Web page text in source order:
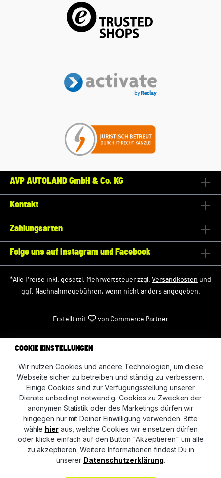
AVP AUTOLAND GmbH & Co. KG
Kontakt
Zahlungsarten
Folge uns auf Instagram und Facebook
*Alle Preise inkl. gesetzl. Mehrwertsteuer zzgl. Versandkosten und
ggf. Nachnahmegebühren, wenn nicht anders angegeben.
Erstellt mit von Commerce Partner
COOKIE EINSTELLUNGEN
Wir nutzen Cookies und andere Technologien, um diese
Webseite sicher zu betreiben und ständig zu verbessern.
Einige Cookies sind zur Verfügungsstellung unserer
Dienste unbedingt notwendig. Cookies zu Zwecken der
anonymen Statistik oder des Marketings dürfen wir
hingegen nur mit Deiner Einwilligung verwenden. Bitte
wähle hieraus, welche Cookies wir einsetzen dürfen
oder klicke einfach auf den Button "Akzeptieren" um alle
zu akzeptieren. Weitere Informationen findest Du in
unserer Datenschutzerklärung.